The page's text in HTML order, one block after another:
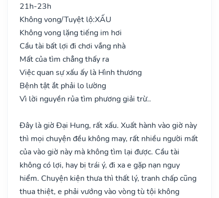
21h-23h
Không vong/Tuyệt lộ:XẤU
Không vong lặng tiếng im hơi
Cầu tài bất lợi đi chơi vắng nhà
Mất của tìm chẳng thấy ra
Việc quan sự xấu ấy là Hình thương
Bệnh tật ắt phải lo lường
Vì lời nguyền rủa tìm phương giải trừ..
Đây là giờ Đại Hung, rất xấu. Xuất hành vào giờ này
thì mọi chuyện đều không may, rất nhiều người mất
của vào giờ này mà không tìm lại được. Cầu tài
không có lợi, hay bị trái ý, đi xa e gặp nạn nguy
hiểm. Chuyện kiện thưa thì thất lý, tranh chấp cũng
thua thiệt, e phải vướng vào vòng tù tội không